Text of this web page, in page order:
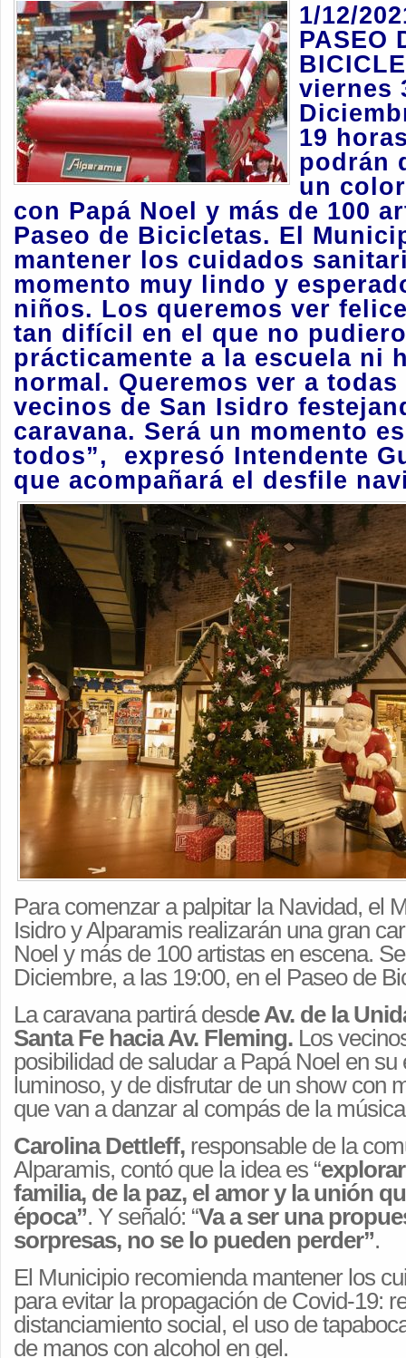
1/12/
PASEO
viernes
19
podrán
un
con Papá Noel y más de 100
Paseo de Bicicletas. El
mantener los cuidados
momento muy lindo y
niños. Los queremos ver
tan difícil en el que no
prácticamente a la escuela ni
normal. Queremos ver a
vecinos de San Isidro
caravana. Será un momento
todos”, expresó Intendente
que acompañará el desfile
Para comenzar a palpitar la Navidad, el
Isidro y Alparamis realizarán una gran
Noel y más de 100 artistas en escena.
Diciembre, a las 19:00, en el Paseo de
La caravana partirá desde Av. de la
Santa Fe hacia Av. Fleming. Los
posibilidad de saludar a Papá Noel en su
luminoso, y de disfrutar de un show con
que van a danzar al compás de la
Carolina Dettleff, responsable de la
Alparamis, contó que la idea es “
familia, de la paz, el amor y la unión
época”. Y señaló: “Va a ser una
sorpresas, no se lo pueden perder”.
El Municipio recomienda mantener los
para evitar la propagación de Covid-19:
distanciamiento social, el uso de
de manos con alcohol en gel.